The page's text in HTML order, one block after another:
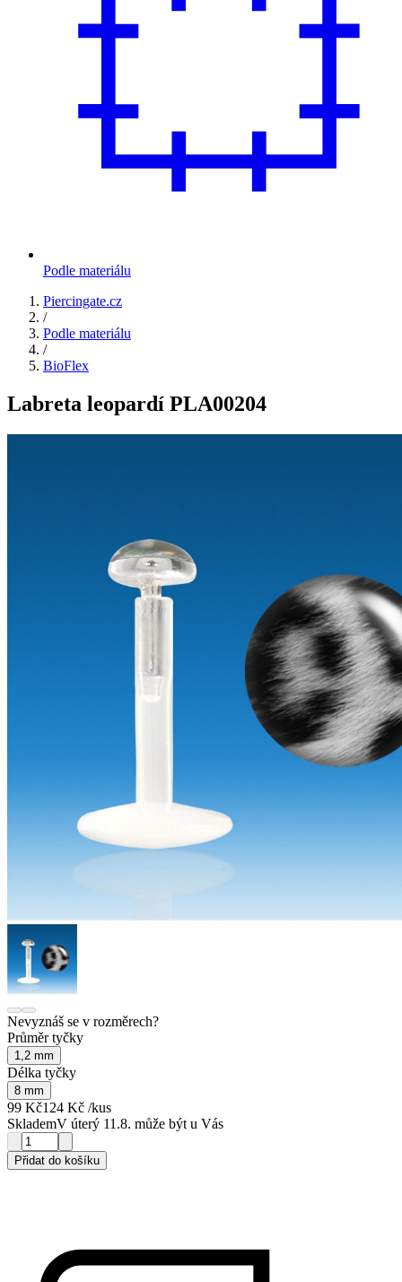
Podle materiálu
Piercingate.cz
/
Podle materiálu
/
BioFlex
Labreta leopardí PLA00204
Nevyznáš se v rozměrech?
Průměr tyčky
1,2 mm
Délka tyčky
8 mm
99 Kč124 Kč /kus
SklademV úterý 11.8. může být u Vás
Přidat do košíku